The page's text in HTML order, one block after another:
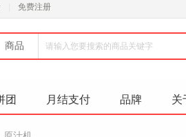
免费注册
商品
团 月结支付 品牌 关